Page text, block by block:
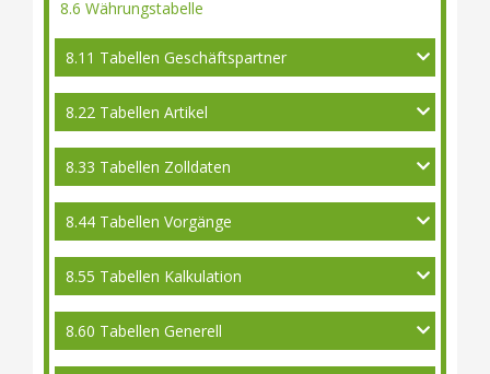
8.6 Währungstabelle
8.11 Tabellen Geschäftspartner
8.22 Tabellen Artikel
8.33 Tabellen Zolldaten
8.44 Tabellen Vorgänge
8.55 Tabellen Kalkulation
8.60 Tabellen Generell